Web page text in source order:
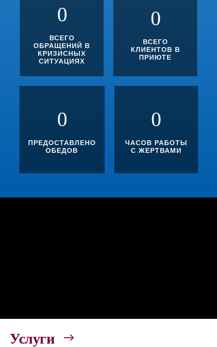
ВСЕГО
ОБРАЩЕНИЙ В
КРИЗИСНЫХ
СИТУАЦИЯХ
0
ВСЕГО
КЛИЕНТОВ В
ПРИЮТЕ
0
ПРЕДОСТАВЛЕНО
ОБЕДОВ
0
ЧАСОВ РАБОТЫ
С ЖЕРТВАМИ
0
Услуги